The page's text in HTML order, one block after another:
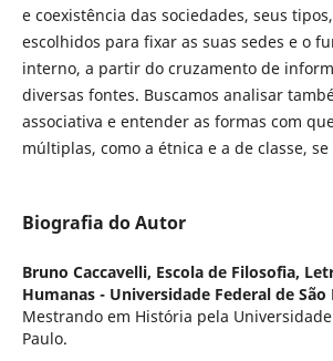
e coexistência das sociedades, seus
escolhidos para fixar as suas sedes e o
interno, a partir do cruzamento de
diversas fontes. Buscamos analisar
associativa e entender as formas com
múltiplas, como a étnica e a de classe,
Biografia do Autor
Bruno Caccavelli, Escola de Filosofia,
Humanas - Universidade Federal de São
Mestrando em História pela
Paulo.